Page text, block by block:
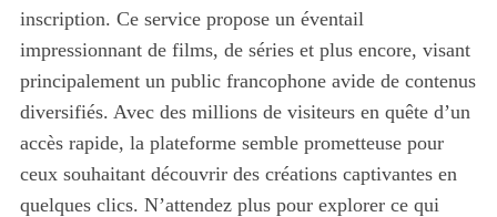
inscription. Ce service propose un éventail
impressionnant de films, de séries et plus encore, visant
principalement un public francophone avide de contenus
diversifiés. Avec des millions de visiteurs en quête d’un
accès rapide, la plateforme semble prometteuse pour
ceux souhaitant découvrir des créations captivantes en
quelques clics. N’attendez plus pour explorer ce qui